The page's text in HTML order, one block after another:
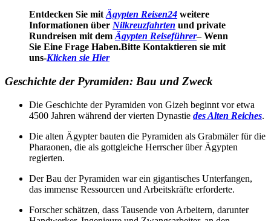
Entdecken Sie mit Ägypten Reisen24 weitere
Informationen über Nilkreuzfahrten und private
Rundreisen mit dem Ägypten Reiseführer– Wenn
Sie Eine Frage Haben.Bitte Kontaktieren sie mit
uns-Klicken sie Hier
Geschichte der Pyramiden: Bau und Zweck
Die Geschichte der Pyramiden von Gizeh beginnt vor etwa
4500 Jahren während der vierten Dynastie des Alten Reiches.
Die alten Ägypter bauten die Pyramiden als Grabmäler für die
Pharaonen, die als gottgleiche Herrscher über Ägypten
regierten.
Der Bau der Pyramiden war ein gigantisches Unterfangen,
das immense Ressourcen und Arbeitskräfte erforderte.
Forscher schätzen, dass Tausende von Arbeitern, darunter